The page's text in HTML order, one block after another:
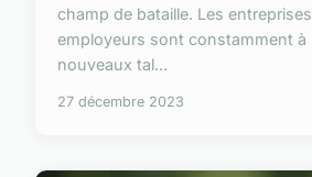
champ de bataille. Les
employeurs sont constamment à
nouveaux tal...
27 décembre 2023